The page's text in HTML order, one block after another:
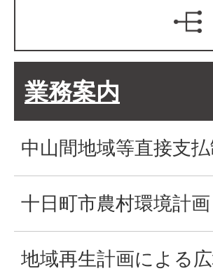
業務案内
中山間地域等直接支
十日町市農村環境計画
地域再生計画による